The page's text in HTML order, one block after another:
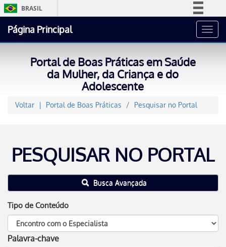
BRASIL
Acesso à informação
Canais
Página Principal
Portal de Boas Práticas em Saúde
da Mulher, da Criança e do
Adolescente
Voltar Portal de Boas Práticas Pesquisar no Portal
PESQUISAR NO PORTAL
Busca Avançada
Tipo de Conteúdo
Palavra-chave